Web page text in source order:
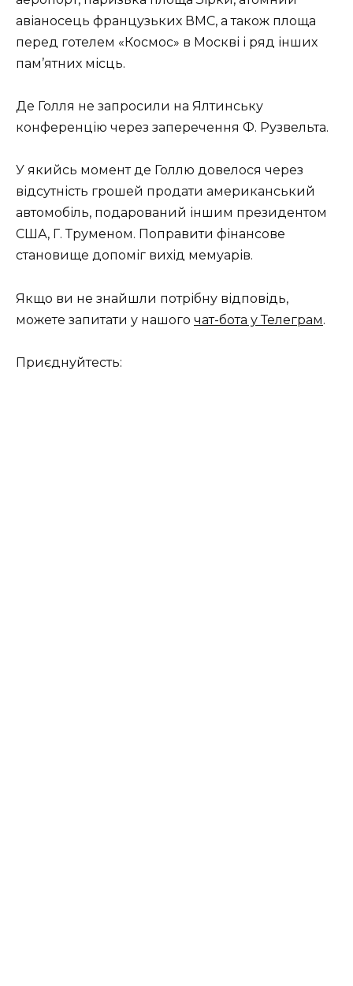
авіаносець французьких ВМС, а також площа
перед готелем «Космос» в Москві і ряд інших
пам’ятних місць.
Де Голля не запросили на Ялтинську
конференцію через заперечення Ф. Рузвельта.
У якийсь момент де Голлю довелося через
відсутність грошей продати американський
автомобіль, подарований іншим президентом
США, Г. Труменом. Поправити фінансове
становище допоміг вихід мемуарів.
Якщо ви не знайшли потрібну відповідь,
можете запитати у нашого чат-бота у Телеграм.
Приєднуйтесть: